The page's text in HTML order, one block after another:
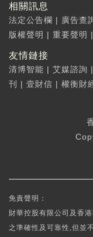
相關訊息
法定公告欄 | 廣告查
版權聲明 | 重要聲明 |
友情鏈接
清博智能 | 艾媒諮詢 |
刊
| 壹財信 | 權衡財
免責聲明：
財華控股有限公司及香
之準確性及可靠性,但並